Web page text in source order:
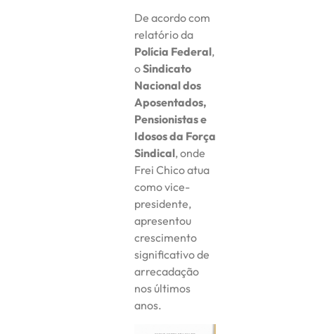
De acordo com
relatório da
Polícia Federal,
oSindicato
Nacional dos
Aposentados,
Pensionistas e
Idosos da Força
Sindical, onde
Frei Chico atua
como vice-
presidente,
apresentou
crescimento
significativo de
arrecadação
nos últimos
anos.